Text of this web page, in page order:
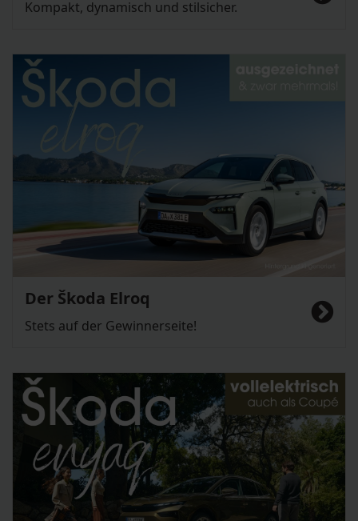
Kompakt, dynamisch und stilsicher.
Der Škoda Elroq
Stets auf der Gewinnerseite!